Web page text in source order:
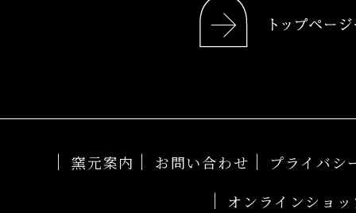
窯元案内 お問い合わせ
プライバシ
オンラインショ